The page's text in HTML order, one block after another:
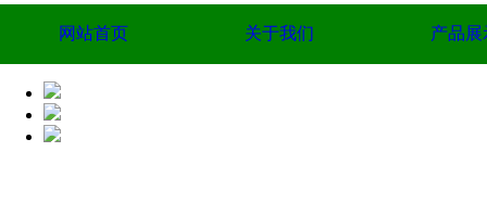
网站首页 关于我们 产品展